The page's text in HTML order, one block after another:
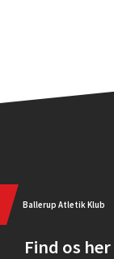
Ballerup Atletik Klub
Find os her